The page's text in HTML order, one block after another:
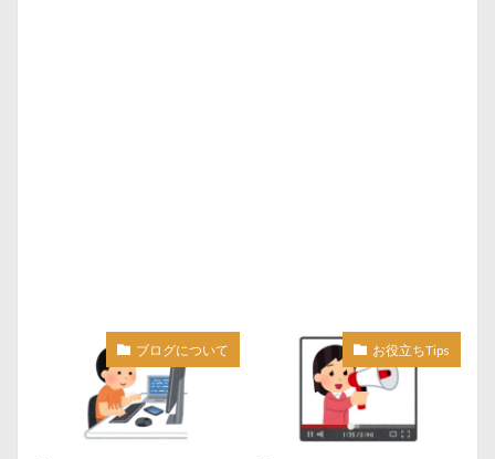
ブログについて お役立ちTips